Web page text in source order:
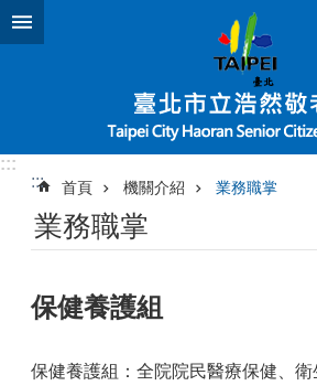
跳到主要內容區塊
:::
:::
首頁 機關介紹 業務職掌
業務職掌
保健養護組
保健養護組： 全院院民醫療保健、